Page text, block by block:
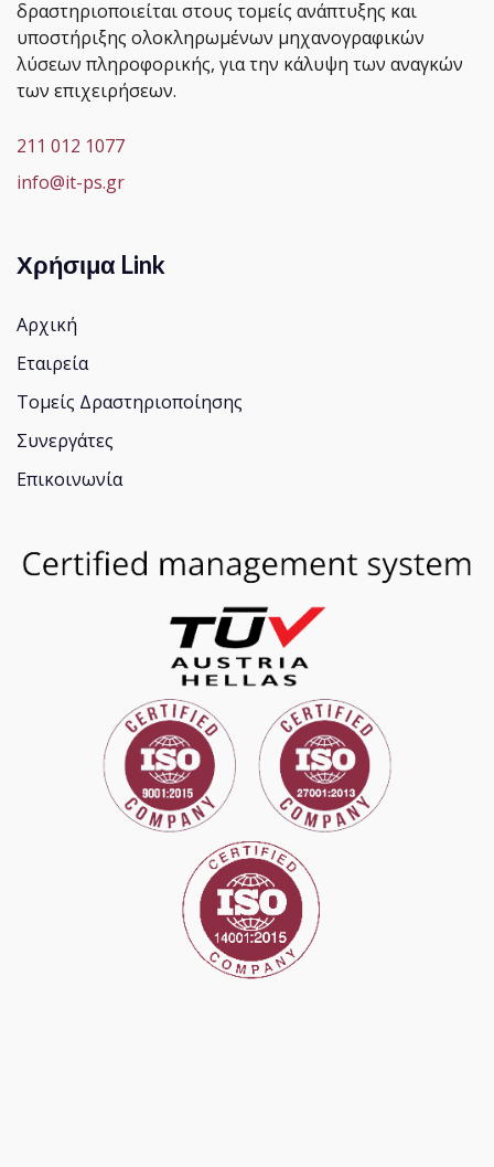
δραστηριοποιείται στους τομείς ανάπτυξης και
υποστήριξης ολοκληρωμένων μηχανογραφικών
λύσεων πληροφορικής, για την κάλυψη των αναγκών
των επιχειρήσεων.
211 012 1077
info@it-ps.gr
Χρήσιμα Link
Αρχική
Εταιρεία
Τομείς Δραστηριοποίησης
Συνεργάτες
Επικοινωνία